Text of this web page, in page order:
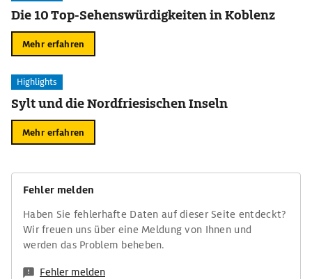
Die 10 Top-Sehenswürdigkeiten in Koblenz
Mehr erfahren
Highlights
Sylt und die Nordfriesischen Inseln
Mehr erfahren
Fehler melden
Haben Sie fehlerhafte Daten auf dieser Seite entdeckt?
Wir freuen uns über eine Meldung von Ihnen und
werden das Problem beheben.
Fehler melden